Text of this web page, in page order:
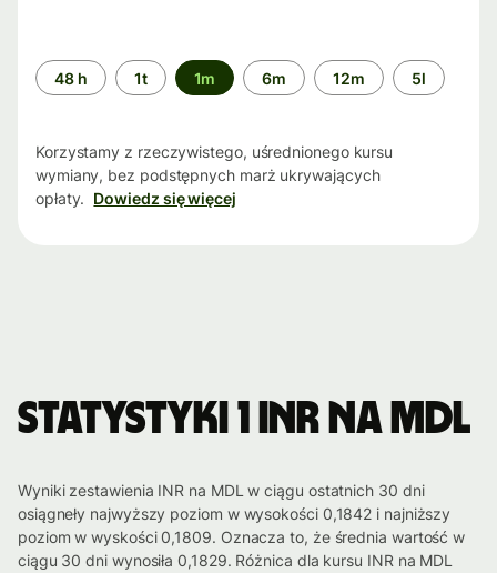
Przedział
czasu
48 h 1t 1m 6m 12m 5l
Korzystamy z rzeczywistego, uśrednionego kursu
wymiany, bez podstępnych marż ukrywających
opłaty. Dowiedz się więcej
Statystyki 1 INR na MDL
Wyniki zestawienia INR na MDL w ciągu ostatnich 30 dni
osiągneły najwyższy poziom w wysokości 0,1842 i najniższy
poziom w wyskości 0,1809. Oznacza to, że średnia wartość w
ciągu 30 dni wynosiła 0,1829. Różnica dla kursu INR na MDL